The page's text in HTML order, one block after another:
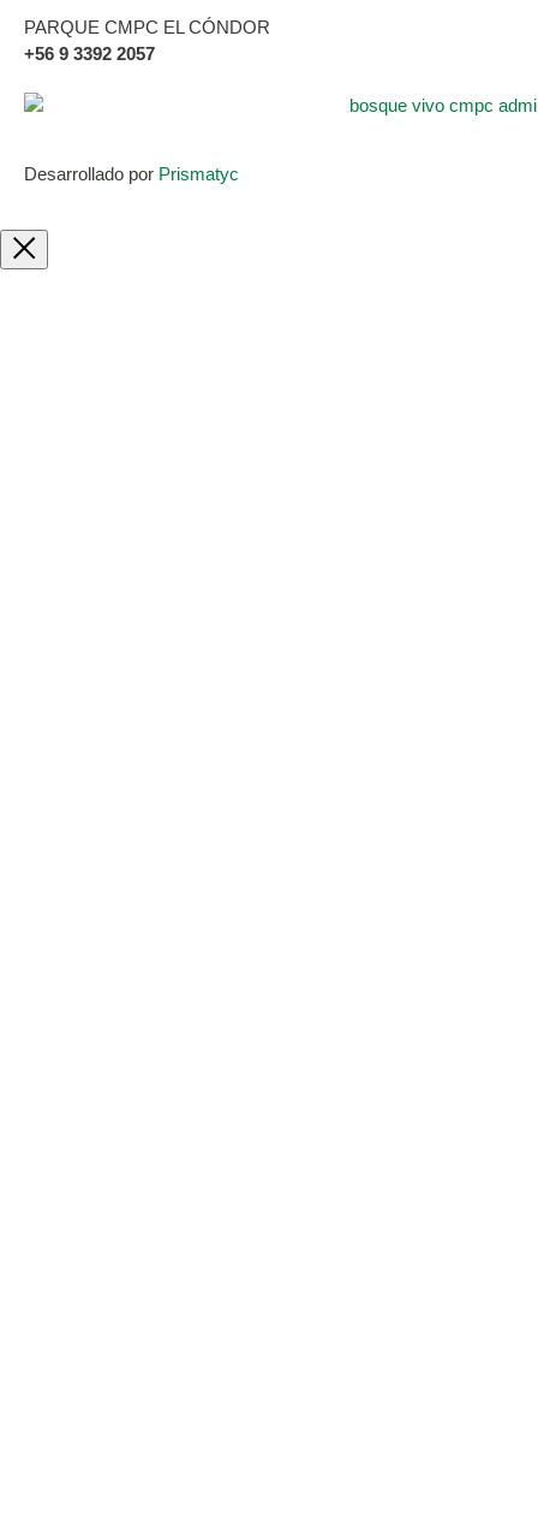
PARQUE CMPC EL CÓNDOR
+56 9 3392 2057
Desarrollado por Prismatyc